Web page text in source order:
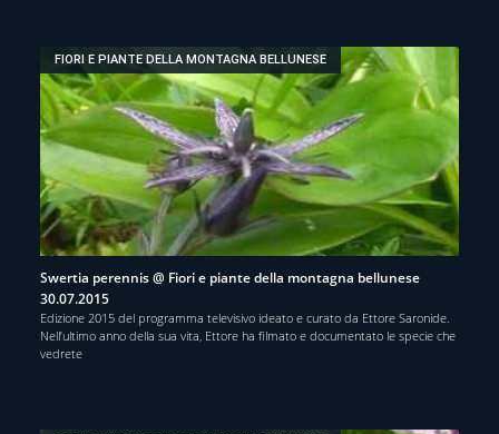
FIORI E PIANTE DELLA MONTAGNA BELLUNESE
Swertia perennis @ Fiori e piante della montagna bellunese
30.07.2015
Edizione 2015 del programma televisivo ideato e curato da Ettore Saronide.
Nell’ultimo anno della sua vita, Ettore ha filmato e documentato le specie che
vedrete